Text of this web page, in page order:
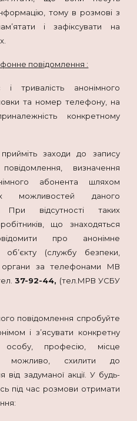
тому в розмові з
і зафіксувати на
повідомлення :
тривалість анонімного
та номер телефону, на
конкретному
заходи до запису
визначення
абонента шляхом
можливостей даного
відсутності таких
що знаходяться
про анонімне
об’єкту (службу безпеки,
органи за телефонами МВ
37-92-44, (тел.МРВ УСБУ
повідомлення спробуйте
і з’ясувати конкретну
професію, місце
можливо, схилити до
від задуманої акції. У будь-
під час розмови отримати